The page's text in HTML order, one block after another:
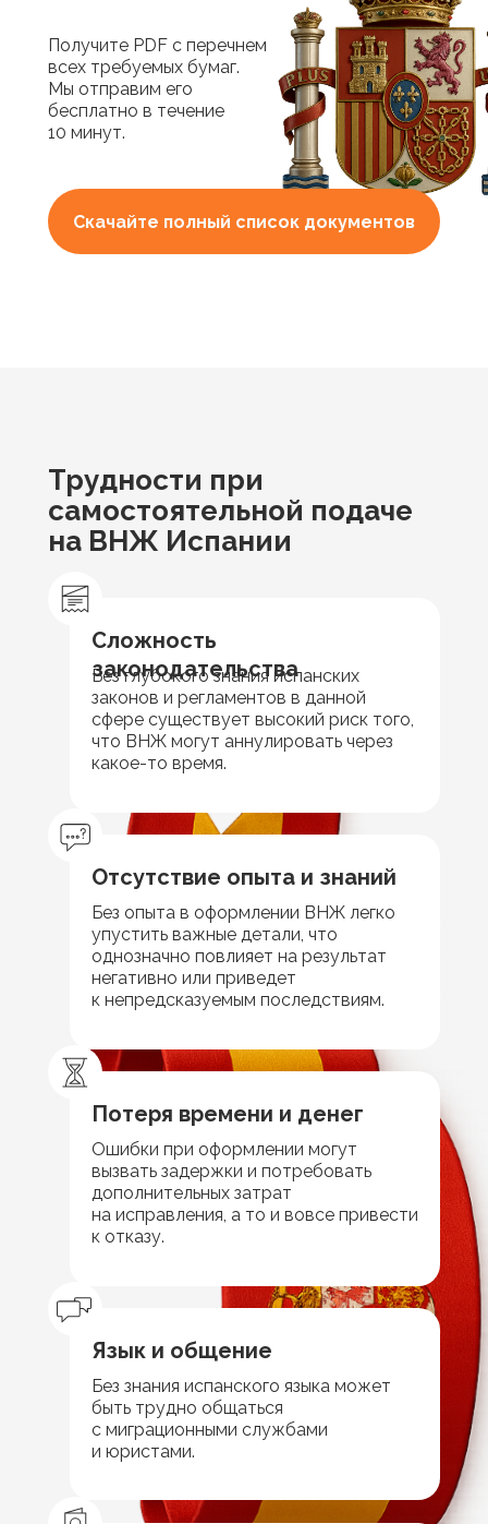
Скачайте полный список документов
Получите PDF с перечнем
всех требуемых бумаг.
Мы отправим его
бесплатно в течение
10 минут.
Без глубокого знания испанских
законов и регламентов в данной
сфере существует высокий риск того,
что ВНЖ могут аннулировать через
какое-то время.
Сложность
законодательства
Без опыта в оформлении ВНЖ легко
упустить важные детали, что
однозначно повлияет на результат
негативно или приведет
к непредсказуемым последствиям.
Отсутствие опыта и знаний
Ошибки при оформлении могут
вызвать задержки и потребовать
дополнительных затрат
на исправления, а то и вовсе привести
к отказу.
Потеря времени и денег
Без знания испанского языка может
быть трудно общаться
с миграционными службами
и юристами.
Язык и общение
Трудности при
самостоятельной подаче
на ВНЖ Испании